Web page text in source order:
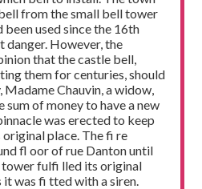
from the small bell tower
used since the 16th
danger. However, the
that the castle bell,
them for centuries, should
Madame Chauvin, a widow,
of money to have a new
was erected to keep
place. The fi re
fl oor of rue Danton until
tower fulfi lled its original
it was fi tted with a siren.